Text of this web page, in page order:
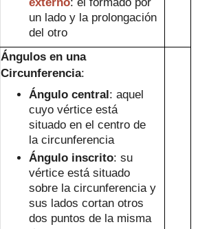
un lado y la prolongación
del otro
Ángulos en una
Circunferencia:
Ángulo central: aquel
cuyo vértice está
situadoen el centro de
la circunferencia
Ángulo inscrito:su
vértice está situado
sobre lacircunferencia y
sus lados cortan otros
dos puntos de la misma